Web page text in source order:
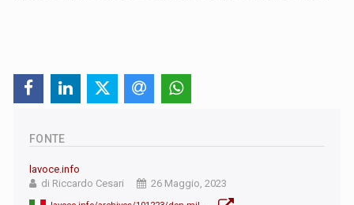
FONTE
lavoce.info
di Riccardo Cesari
26 Maggio, 2023